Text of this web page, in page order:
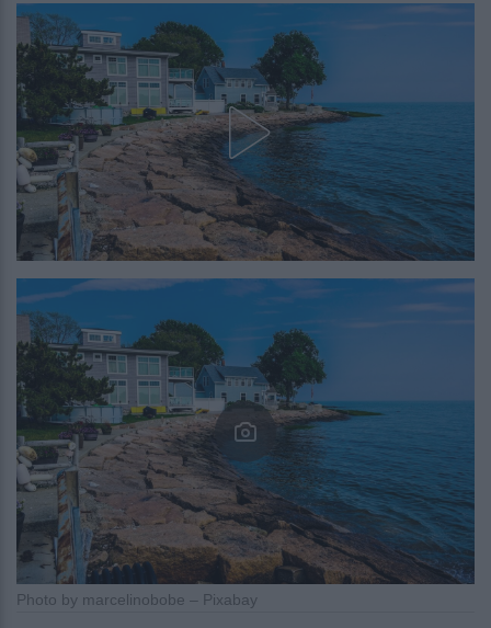
Photo by marcelinobobe – Pixabay